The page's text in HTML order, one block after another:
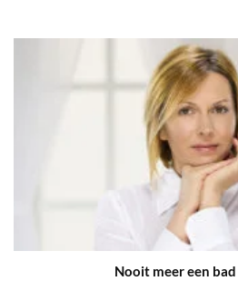
Nooit meer een